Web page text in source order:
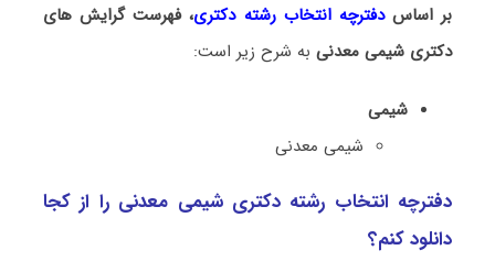
بر اساسدفترچه انتخاب رشته دکتری، فهرست گرایش های
دکتری شیمی معدنی به شرح زیر است:
شیمی
شیمی معدنی
دفترچه انتخاب رشته دکتری شیمی معدنی را از کجا
دانلود کنم؟